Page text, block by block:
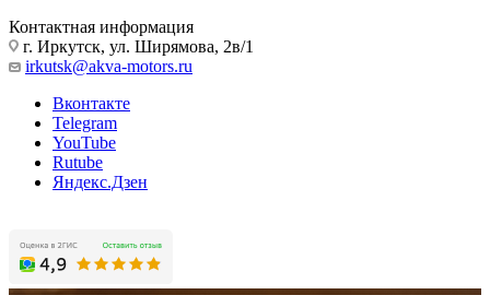
Контактная информация
г. Иркутск, ул. Ширямова, 2в/1
irkutsk@akva-motors.ru
Вконтакте
Telegram
YouTube
Rutube
Яндекс.Дзен